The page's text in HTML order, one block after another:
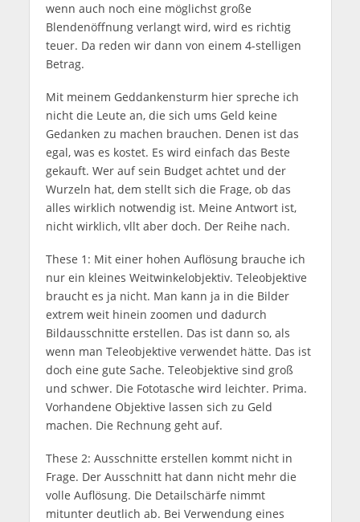
wenn auch noch eine möglichst große
Blendenöffnung verlangt wird, wird es richtig
teuer. Da reden wir dann von einem 4-stelligen
Betrag.
Mit meinem Geddankensturm hier spreche ich
nicht die Leute an, die sich ums Geld keine
Gedanken zu machen brauchen. Denen ist das
egal, was es kostet. Es wird einfach das Beste
gekauft. Wer auf sein Budget achtet und der
Wurzeln hat, dem stellt sich die Frage, ob das
alles wirklich notwendig ist. Meine Antwort ist,
nicht wirklich, vllt aber doch. Der Reihe nach.
These 1: Mit einer hohen Auflösung brauche ich
nur ein kleines Weitwinkelobjektiv. Teleobjektive
braucht es ja nicht. Man kann ja in die Bilder
extrem weit hinein zoomen und dadurch
Bildausschnitte erstellen. Das ist dann so, als
wenn man Teleobjektive verwendet hätte. Das ist
doch eine gute Sache. Teleobjektive sind groß
und schwer. Die Fototasche wird leichter. Prima.
Vorhandene Objektive lassen sich zu Geld
machen. Die Rechnung geht auf.
These 2: Ausschnitte erstellen kommt nicht in
Frage. Der Ausschnitt hat dann nicht mehr die
volle Auflösung. Die Detailschärfe nimmt
mitunter deutlich ab. Bei Verwendung eines